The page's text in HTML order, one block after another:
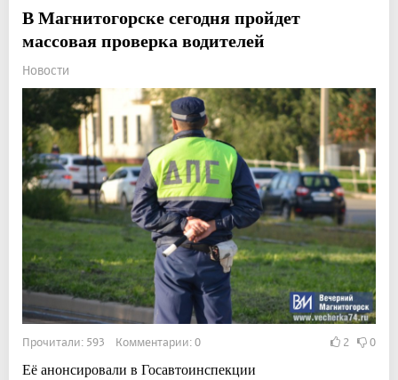
В Магнитогорске сегодня пройдет
массовая проверка водителей
Новости
Прочитали: 593 Комментарии: 0 2 0
Её анонсировали в Госавтоинспекции